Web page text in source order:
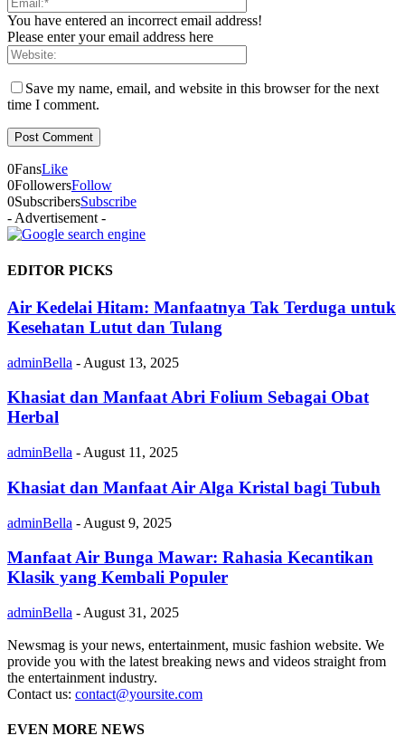
You have entered an incorrect email address!
Please enter your email address here
Save my name, email, and website in this browser for the next
time I comment.
0FansLike
0FollowersFollow
0SubscribersSubscribe
- Advertisement -
EDITOR PICKS
Air Kedelai Hitam: Manfaatnya Tak Terduga untuk
Kesehatan Lutut dan Tulang
adminBella - August 13, 2025
Khasiat dan Manfaat Abri Folium Sebagai Obat
Herbal
adminBella - August 11, 2025
Khasiat dan Manfaat Air Alga Kristal bagi Tubuh
adminBella - August 9, 2025
Manfaat Air Bunga Mawar: Rahasia Kecantikan
Klasik yang Kembali Populer
adminBella - August 31, 2025
Newsmag is your news, entertainment, music fashion website. We
provide you with the latest breaking news and videos straight from
the entertainment industry.
Contact us: contact@yoursite.com
EVEN MORE NEWS